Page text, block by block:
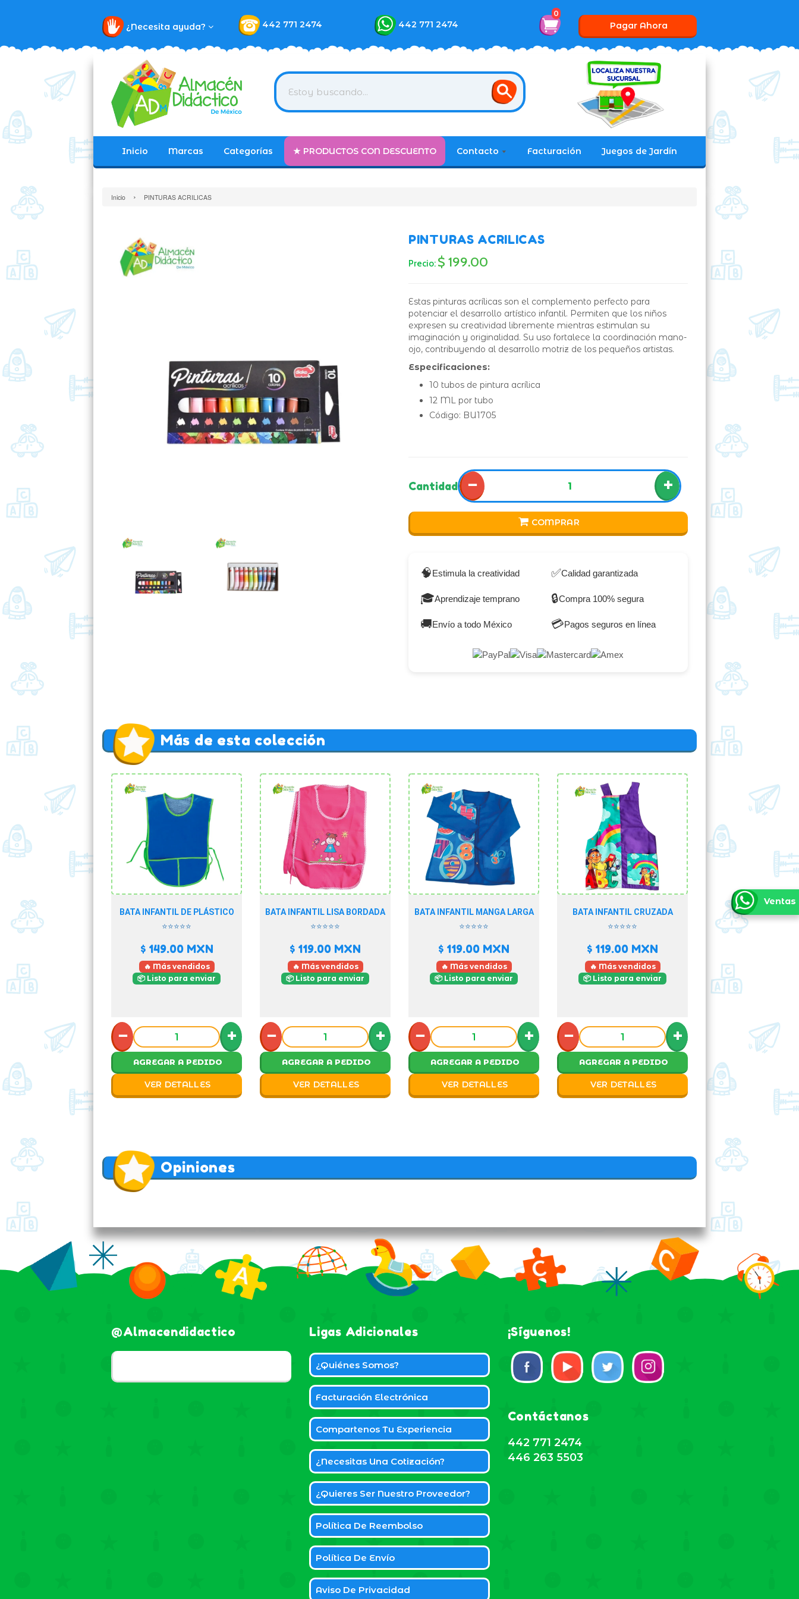
¿Necesita ayuda? 442 771 2474 442 771 2474
0
Pagar Ahora
Inicio Marcas Categorías ★ PRODUCTOS CON DESCUENTO Contacto Facturación Juegos de Jardín
Inicio › PINTURAS ACRILICAS
PINTURAS ACRILICAS
Precio: $ 199.00
Estas pinturas acrílicas son el complemento perfecto para
potenciar el desarrollo artístico infantil. Permiten que los niños
expresen su creatividad libremente mientras estimulan su
imaginación y originalidad. Su uso fortalece la coordinación mano-
ojo, contribuyendo al desarrollo motriz de los pequeños artistas.
Especificaciones:
10 tubos de pintura acrílica
12 ML por tubo
Código: BU1705
Cantidad − +
COMPRAR
🧠Estimula la creatividad ✅Calidad garantizada
🎓Aprendizaje temprano 🔒Compra 100% segura
🚚Envío a todo México 💳Pagos seguros en línea
Más de esta colección
BATA INFANTIL DE PLÁSTICO
⭐⭐⭐⭐⭐
$ 149.00MXN
🔥 Más vendidos
📦 Listo para enviar
− +
AGREGAR A PEDIDO
VER DETALLES
BATA INFANTIL LISA BORDADA
⭐⭐⭐⭐⭐
$ 119.00 MXN
🔥 Más vendidos
📦 Listo para enviar
− +
AGREGAR A PEDIDO
VER DETALLES
BATA INFANTIL MANGA LARGA
⭐⭐⭐⭐⭐
$ 119.00 MXN
🔥 Más vendidos
📦 Listo para enviar
− +
AGREGAR A PEDIDO
VER DETALLES
BATA INFANTIL CRUZADA
⭐⭐⭐⭐⭐
$ 119.00 MXN
🔥 Más vendidos
📦 Listo para enviar
− +
AGREGAR A PEDIDO
VER DETALLES
Opiniones
@almacendidactico Ligas Adicionales
¿Quiénes Somos?
Facturación Electrónica
Compartenos Tu Experiencia
¿Necesitas Una Cotización?
¿Quieres Ser Nuestro Proveedor?
Política De Reembolso
Política De Envío
Aviso De Privacidad
¡Síguenos!
Contáctanos
442 771 2474
446 263 5503
Ventas